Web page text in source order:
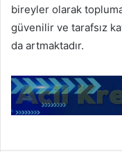
bireyler olarak
güvenilir ve tarafsız
da artmaktadır.